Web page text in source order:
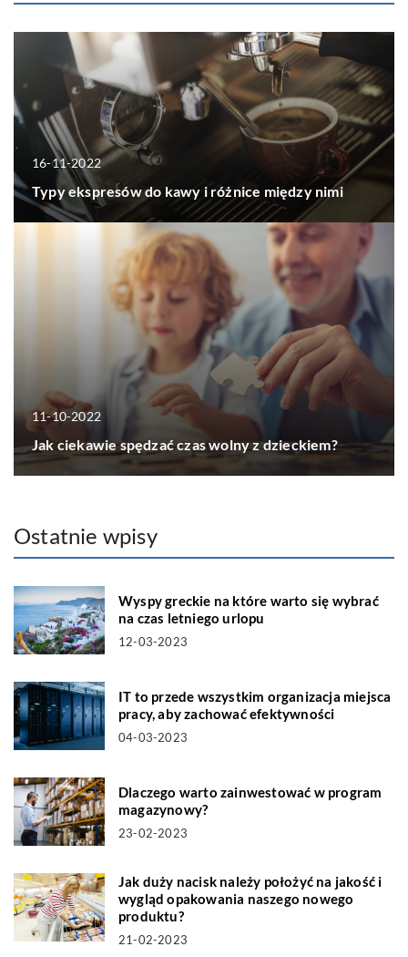
16-11-2022
Typy ekspresów do kawy i różnice między nimi
11-10-2022
Jak ciekawie spędzać czas wolny z dzieckiem?
Ostatnie wpisy
Wyspy greckie na które warto się wybrać
na czas letniego urlopu
12-03-2023
IT to przede wszystkim organizacja miejsca
pracy, aby zachować efektywności
04-03-2023
Dlaczego warto zainwestować w program
magazynowy?
23-02-2023
Jak duży nacisk należy położyć na jakość i
wygląd opakowania naszego nowego
produktu?
21-02-2023